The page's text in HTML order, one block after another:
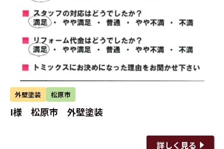
外壁塗装 松原市
I様 松原市 外壁塗装
詳しく見る